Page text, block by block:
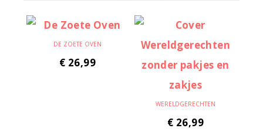
DE ZOETE OVEN
€ 26,99
WERELDGERECHTEN
€ 26,99